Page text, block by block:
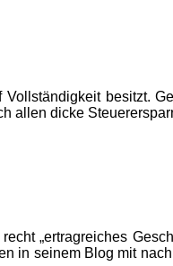
besitzt.
allen dicke
„ertragreiches
in seinem Blog mit